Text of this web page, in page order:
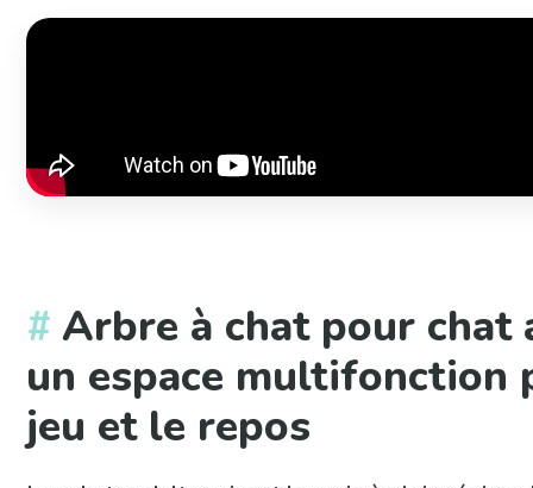
Arbre à chat pour chat
un espace multifonction
jeu et le repos